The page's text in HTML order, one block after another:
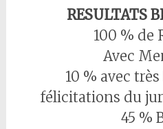
RESULTATS
100 % de
Avec
10 % avec
félicitations du
45 %